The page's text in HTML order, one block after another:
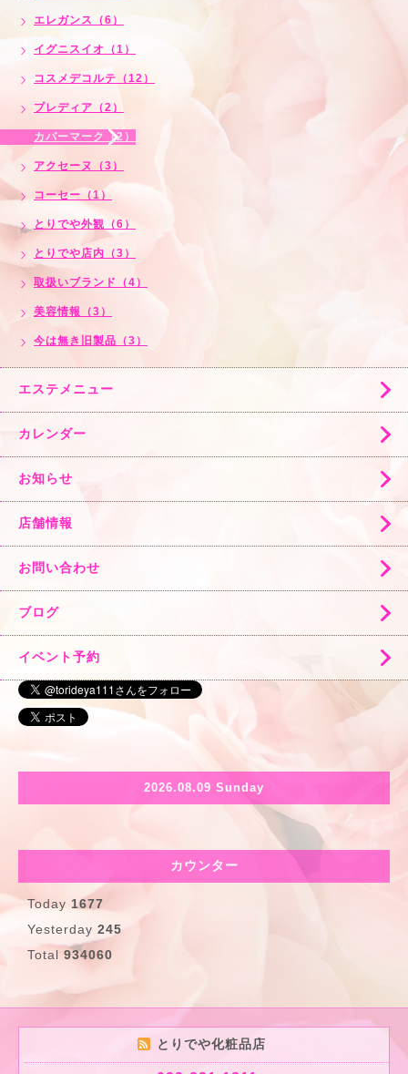
エレガンス（6）
イグニスイオ（1）
コスメデコルテ（12）
プレディア（2）
カバーマーク（2）
アクセーヌ（3）
コーセー（1）
とりでや外観（6）
とりでや店内（3）
取扱いブランド（4）
美容情報（3）
今は無き旧製品（3）
エステメニュー
カレンダー
お知らせ
店舗情報
お問い合わせ
ブログ
イベント予約
2026.08.09 Sunday
カウンター
Today 1677
Yesterday 245
Total 934060
とりでや化粧品店